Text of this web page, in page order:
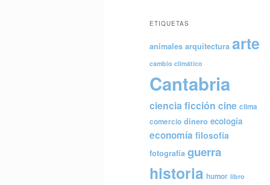
ETIQUETAS
animales arquitectura arte
cambio climático
Cantabria
ciencia ficción cine clima
comercio dinero ecología
economía filosofía
fotografía guerra
historia humor libro